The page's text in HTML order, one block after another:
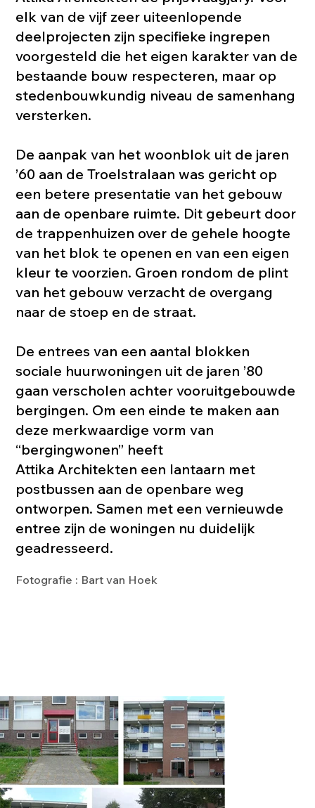
elk van de vijf zeer uiteenlopende
deelprojecten zijn specifieke ingrepen
voorgesteld die het eigen karakter van de
bestaande bouw respecteren, maar op
stedenbouwkundig niveau de samenhang
versterken.
De aanpak van het woonblok uit de jaren
’60 aan de Troelstralaan was gericht op
een betere presentatie van het gebouw
aan de openbare ruimte. Dit gebeurt door
de trappenhuizen over de gehele hoogte
van het blok te openen en van een eigen
kleur te voorzien. Groen rondom de plint
van het gebouw verzacht de overgang
naar de stoep en de straat.
De entrees van een aantal blokken
sociale huurwoningen uit de jaren ’80
gaan verscholen achter vooruitgebouwde
bergingen. Om een einde te maken aan
deze merkwaardige vorm van
“bergingwonen” heeft
Attika Architekten een lantaarn met
postbussen aan de openbare weg
ontworpen. Samen met een vernieuwde
entree zijn de woningen nu duidelijk
geadresseerd.
Fotografie : Bart van Hoek